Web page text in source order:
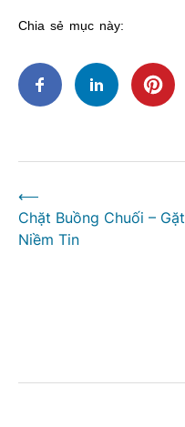
Chia sẻ mục này:
hướng
bài
⟵
Chặt Buồng Chuối – Gặt
Niềm Tin